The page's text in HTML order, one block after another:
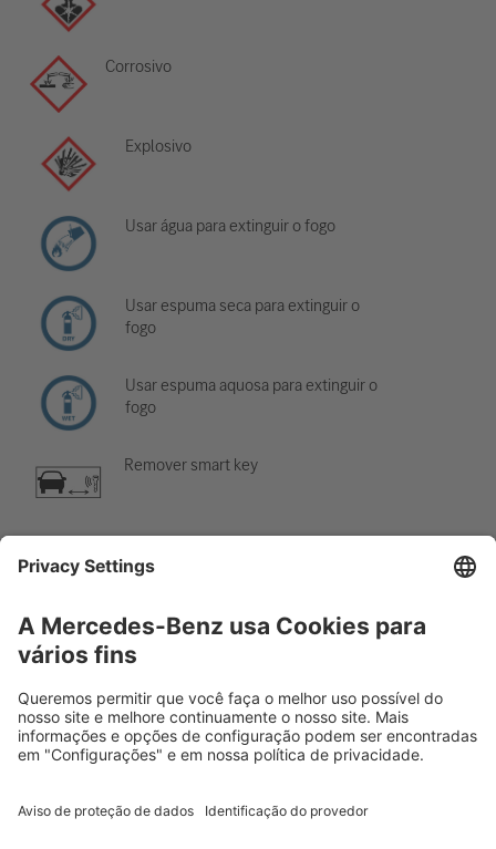
Corrosivo
Explosivo
Usar água para extinguir o fogo
Usar espuma seca para extinguir o
fogo
Usar espuma aquosa para extinguir o
fogo
Remover smart key
Componente de ar-condicionado
Cuidado; baixa temperatura